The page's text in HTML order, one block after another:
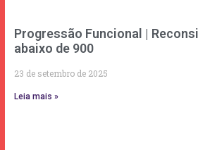
Progressão Funcional |
abaixo de 900
23 de setembro de 2025
Leia mais »